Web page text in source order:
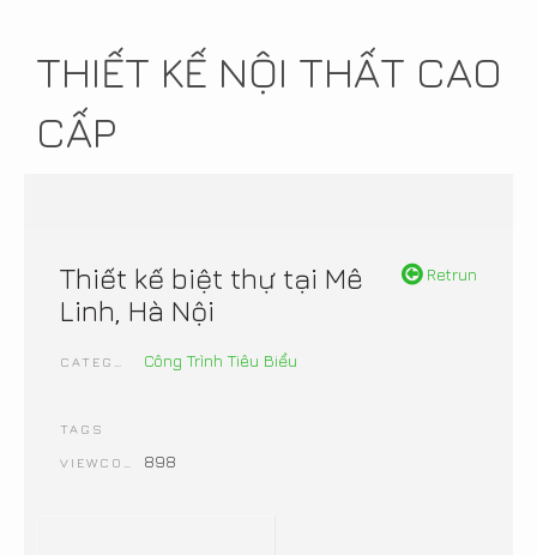
THIẾT KẾ NỘI THẤT CAO
CẤP
Retrun
Thiết kế biệt thự tại Mê
Linh, Hà Nội
Công Trình Tiêu Biểu
TAGS
898